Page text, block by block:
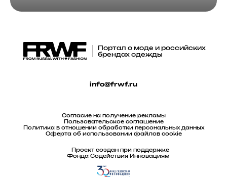
Портал о моде и российских
брендах одежды
info@frwf.ru
Согласие на получение рекламы
Пользовательское соглашение
Политика в отношении обработки персональных данных
Оферта об использовании файлов cookie
Проект создан при поддержке
Фонда Содействия Инновациям